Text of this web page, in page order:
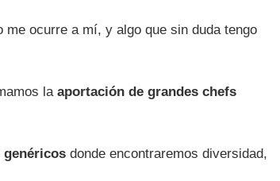
me ocurre a mí, y algo que sin duda tengo
laaportación de grandes chefs
genéricos donde encontraremos diversidad,